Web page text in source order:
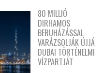
80 MILLIÓ
DIRHAMOS
BERUHÁZÁSSAL
VARÁZSOLJÁK ÚJJÁ
DUBAI TÖRTÉNELMI
VÍZPARTJÁT